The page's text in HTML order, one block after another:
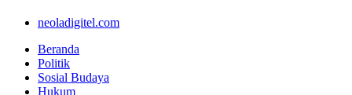
neoladigitel.com
Beranda
Politik
Sosial Budaya
Hukum